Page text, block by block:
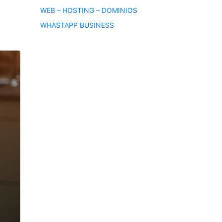
WEB – HOSTING – DOMINIOS
WHASTAPP BUSINESS